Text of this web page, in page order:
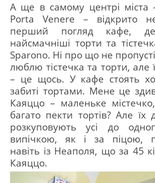
А ще в самому центрі міста
Porta Venere – відкрито
перший погляд кафе,
найсмачніші торти та
Sparono. Ні про що не
люблю тістечка та торти, але
– це щось. У кафе стоять
забиті тортами. Мене це
Каяццо – маленьке
багато пекти тортів? Але їх
розкуповують усі до
випічкою, як і за піцою,
навіть із Неаполя, що за 45
Каяццо.